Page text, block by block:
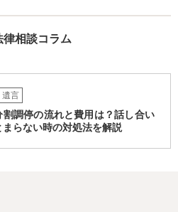
相談コラム
遺言
割調停の流れと費用は？話し合い
まらない時の対処法を解説